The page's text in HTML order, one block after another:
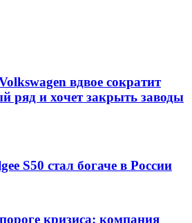
вдвое сократит
ряд и хочет закрыть заводы
S50 стал богаче в России
кризиса: компания